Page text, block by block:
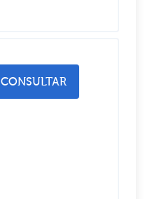
CONSULTAR